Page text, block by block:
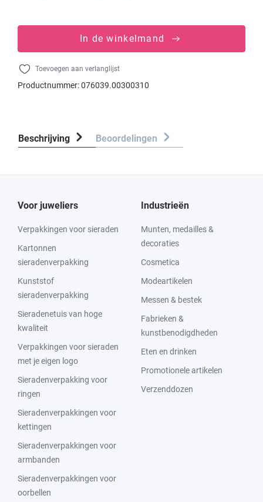
In de winkelmand
Toevoegen aan verlanglijst
Productnummer:076039.00300310
Beschrijving Beoordelingen
Voor juweliers
Verpakkingen voor sieraden
Kartonnen
sieradenverpakking
Kunststof
sieradenverpakking
Sieradenetuis van hoge
kwaliteit
Verpakkingen voor sieraden
met je eigen logo
Sieradenverpakking voor
ringen
Sieradenverpakkingen voor
kettingen
Sieradenverpakkingen voor
armbanden
Sieradenverpakkingen voor
oorbellen
Industrieën
Munten, medailles &
decoraties
Cosmetica
Modeartikelen
Messen & bestek
Fabrieken &
kunstbenodigdheden
Eten en drinken
Promotionele artikelen
Verzenddozen